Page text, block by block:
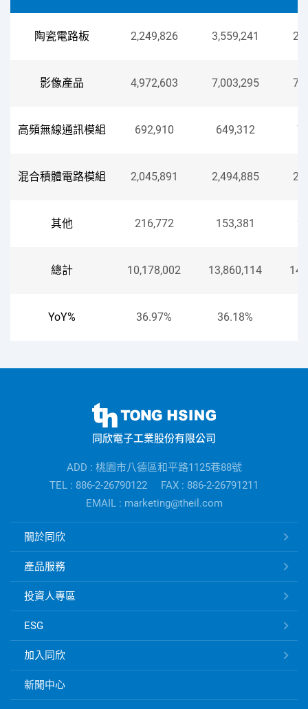
陶瓷電路板
影像產品
高頻無線通訊模組
混合積體電路模組
其他
總計
YoY%
2,249,826 3,559,241
4,972,603 7,003,295
692,910 649,312
2,045,891 2,494,885
216,772 153,381
10,178,002 13,860,114
36.97% 36.18%
訊
同欣電子工業股份有限公司
ADD : 桃園市八德區和平路1125巷88號
TEL : 886-2-26790122
FAX : 886-2-26791211
EMAIL : marketing@theil.com
子
速
結
關於同欣
產品服務
投資人專區
ESG
加入同欣
新聞中心